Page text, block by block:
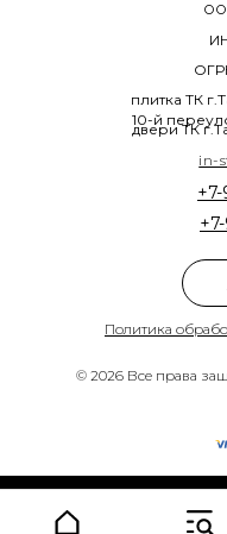
© 2026 Все права
Политика
+7-
плитка ТК
10-й
двери ТК
in-
Made on